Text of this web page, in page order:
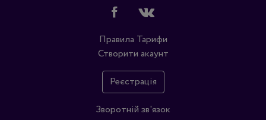
Правила Тарифи
Створити акаунт
Реєстрація
Зворотній зв'язок